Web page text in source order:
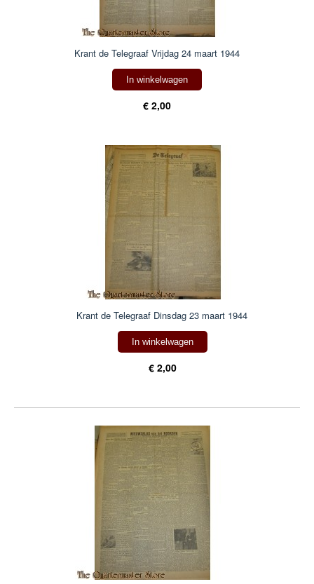
Krant de Telegraaf Vrijdag 24 maart 1944
In winkelwagen
€ 2,00
Krant de Telegraaf Dinsdag 23 maart 1944
In winkelwagen
€ 2,00